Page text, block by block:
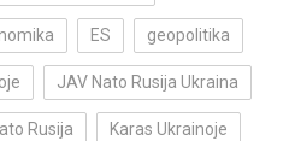
ES geopolitika
JAV Nato Rusija Ukraina
Rusija Karas Ukrainoje